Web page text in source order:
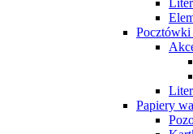
Pocztówki
Papiery